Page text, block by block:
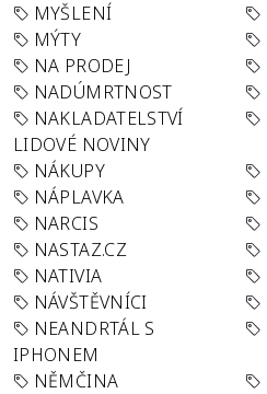
MYŠLENÍ
MÝTY
NA PRODEJ
NADÚMRTNOST
NAKLADATELSTVÍ
LIDOVÉ NOVINY
NÁKUPY
NÁPLAVKA
NARCIS
NASTAZ.CZ
NATIVIA
NÁVŠTĚVNÍCI
NEANDRTÁL S
IPHONEM
NĚMČINA